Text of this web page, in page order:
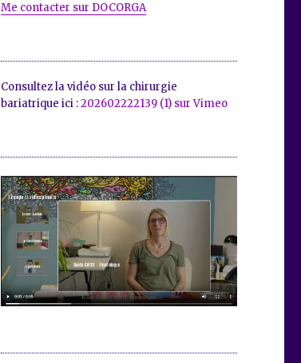
Me contacter sur DOCORGA
Consultez la vidéo sur la chirurgie
bariatrique ici :202602222139 (1) sur Vimeo